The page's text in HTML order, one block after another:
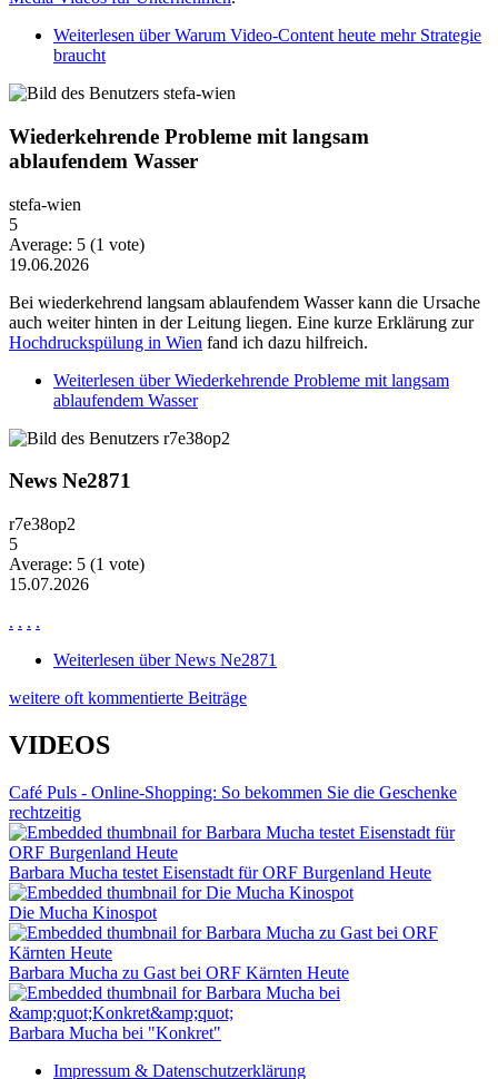
Weiterlesen über Warum Video-Content heute mehr Strategie
braucht
Wiederkehrende Probleme mit langsam
ablaufendem Wasser
stefa-wien
5
Average: 5 (1 vote)
19.06.2026
Bei wiederkehrend langsam ablaufendem Wasser kann die Ursache
auch weiter hinten in der Leitung liegen. Eine kurze Erklärung zur
Hochdruckspülung in Wien fand ich dazu hilfreich.
Weiterlesen über Wiederkehrende Probleme mit langsam
ablaufendem Wasser
News Ne2871
r7e38op2
5
Average: 5 (1 vote)
15.07.2026
. . . .
Weiterlesen über News Ne2871
weitere oft kommentierte Beiträge
VIDEOS
Café Puls - Online-Shopping: So bekommen Sie die Geschenke
rechtzeitig
Barbara Mucha testet Eisenstadt für ORF Burgenland Heute
Die Mucha Kinospot
Barbara Mucha zu Gast bei ORF Kärnten Heute
Barbara Mucha bei "Konkret"
Impressum & Datenschutzerklärung